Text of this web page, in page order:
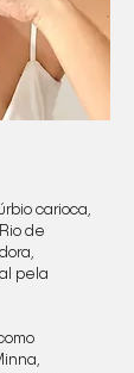
carioca,
de
pela